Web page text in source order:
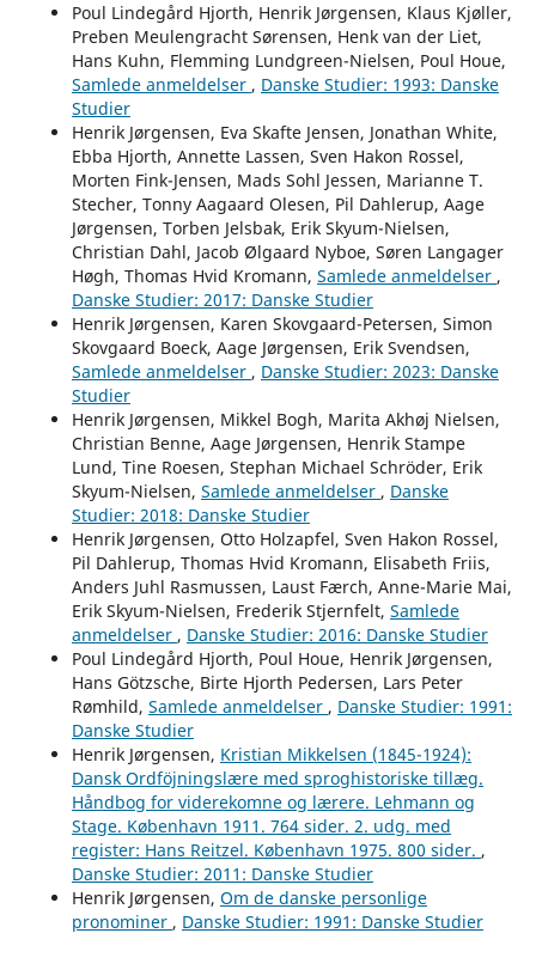
Poul Lindegård Hjorth, Henrik Jørgensen, Klaus Kjøller,
Preben Meulengracht Sørensen, Henk van der Liet,
Hans Kuhn, Flemming Lundgreen-Nielsen, Poul Houe,
Samlede anmeldelser , Danske Studier: 1993: Danske
Studier
Henrik Jørgensen, Eva Skafte Jensen, Jonathan White,
Ebba Hjorth, Annette Lassen, Sven Hakon Rossel,
Morten Fink-Jensen, Mads Sohl Jessen, Marianne T.
Stecher, Tonny Aagaard Olesen, Pil Dahlerup, Aage
Jørgensen, Torben Jelsbak, Erik Skyum-Nielsen,
Christian Dahl, Jacob Ølgaard Nyboe, Søren Langager
Høgh, Thomas Hvid Kromann, Samlede anmeldelser ,
Danske Studier: 2017: Danske Studier
Henrik Jørgensen, Karen Skovgaard-Petersen, Simon
Skovgaard Boeck, Aage Jørgensen, Erik Svendsen,
Samlede anmeldelser , Danske Studier: 2023: Danske
Studier
Henrik Jørgensen, Mikkel Bogh, Marita Akhøj Nielsen,
Christian Benne, Aage Jørgensen, Henrik Stampe
Lund, Tine Roesen, Stephan Michael Schröder, Erik
Skyum-Nielsen, Samlede anmeldelser , Danske
Studier: 2018: Danske Studier
Henrik Jørgensen, Otto Holzapfel, Sven Hakon Rossel,
Pil Dahlerup, Thomas Hvid Kromann, Elisabeth Friis,
Anders Juhl Rasmussen, Laust Færch, Anne-Marie Mai,
Erik Skyum-Nielsen, Frederik Stjernfelt, Samlede
anmeldelser , Danske Studier: 2016: Danske Studier
Poul Lindegård Hjorth, Poul Houe, Henrik Jørgensen,
Hans Götzsche, Birte Hjorth Pedersen, Lars Peter
Rømhild, Samlede anmeldelser , Danske Studier: 1991:
Danske Studier
Henrik Jørgensen, Kristian Mikkelsen (1845-1924):
Dansk Ordföjningslære med sproghistoriske tillæg.
Håndbog for viderekomne og lærere. Lehmann og
Stage. København 1911. 764 sider. 2. udg. med
register: Hans Reitzel. København 1975. 800 sider. ,
Danske Studier: 2011: Danske Studier
Henrik Jørgensen, Om de danske personlige
pronominer , Danske Studier: 1991: Danske Studier